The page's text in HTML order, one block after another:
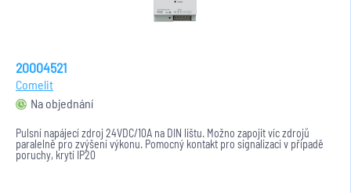
20004521
Comelit
Na objednání
Pulsní napájecí zdroj 24VDC/10A na DIN lištu. Možno zapojit víc zdrojů
paralelně pro zvýšení výkonu. Pomocný kontakt pro signalizaci v případě
poruchy, krytí IP20